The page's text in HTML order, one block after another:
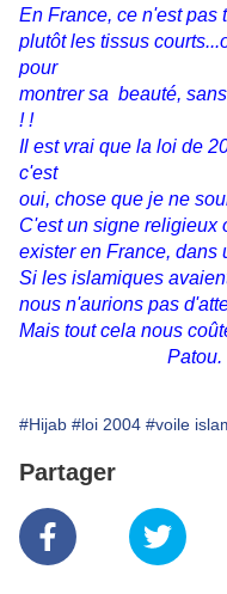
En France, ce n'est pas
plutôt les tissus
pour
montrer sa beauté,
! !
Il est vrai que la loi de
c'est
oui, chose que je ne
C'est un signe religieux
exister en France, dans
Si les islamiques
nous n'aurions pas
Mais tout cela nous
Patou.
#Hijab #loi 2004 #voile
Partager